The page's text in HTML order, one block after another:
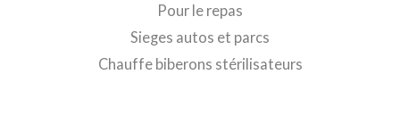
Pour le repas
Sieges autos et parcs
Chauffe biberons stérilisateurs